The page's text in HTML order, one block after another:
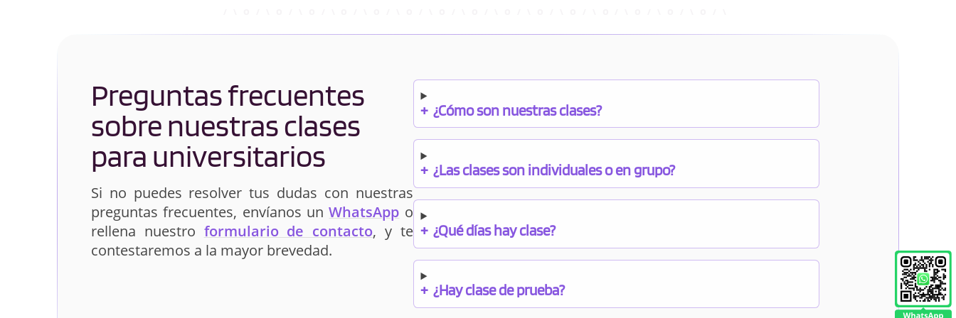
Preguntas frecuentes
sobre nuestras clases
para universitarios
Si no puedes resolver tus dudas con nuestras
preguntas frecuentes, envíanos unWhatsApp o
rellena nuestro formulario de contacto, y te
contestaremos a la mayor brevedad.
+ ¿Cómo son nuestras clases?
+ ¿Las clases son individuales o en grupo?
+ ¿Qué días hay clase?
+ ¿Hay clase de prueba?